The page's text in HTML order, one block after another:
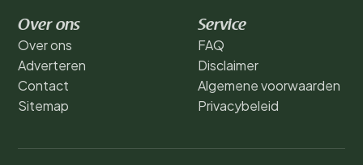
Over ons
Over ons
Adverteren
Contact
Sitemap
Service
FAQ
Disclaimer
Algemene voorwaarden
Privacybeleid